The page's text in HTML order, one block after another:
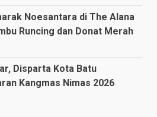
Noesantara di The Alana
Runcing dan Donat Merah
Disparta Kota Batu
Kangmas Nimas 2026